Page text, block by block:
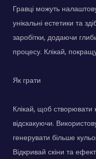
Гравці можуть
унікальні естетики та
заробітки, додаючи
процесу. Клікай,
Як грати
Клікай, щоб створювати
відскакуючи.
генерувати більше
Відкривай скіни та